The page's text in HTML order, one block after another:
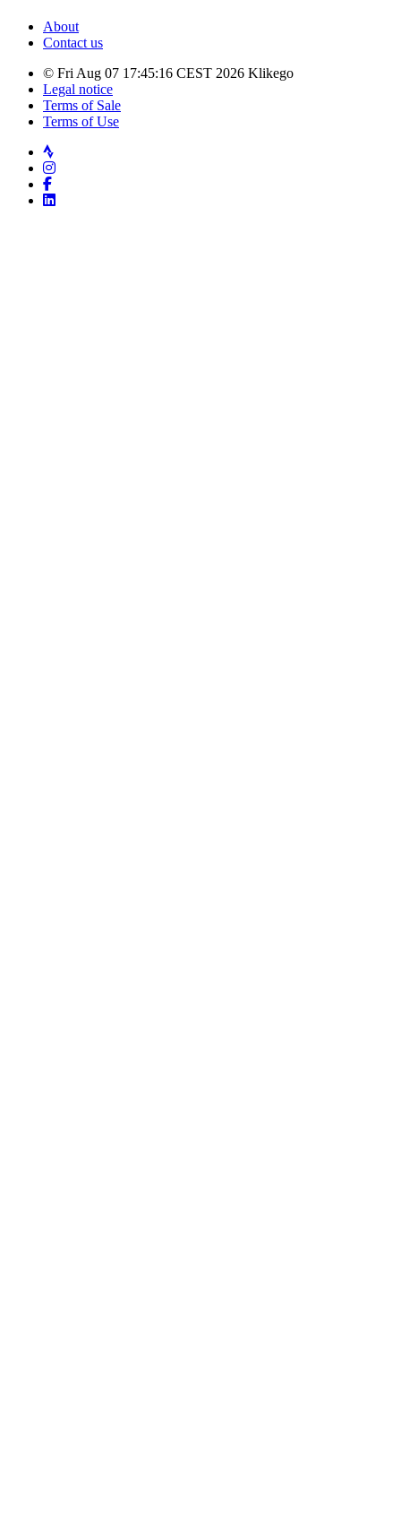
About
Contact us
© Fri Aug 07 17:45:16 CEST 2026 Klikego
Legal notice
Terms of Sale
Terms of Use
Strava
Instagram
Facebook
LinkedIn